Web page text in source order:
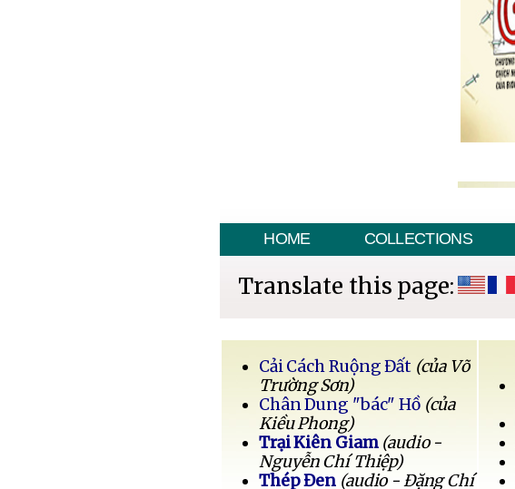
HOME COLLECTIONS
Translate this page:
Cải Cách Ruộng Đất (của Võ
Trường Sơn)
Chân Dung "bác" Hồ (của
Kiều Phong)
Trại Kiên Giam (audio -
Nguyễn Chí Thiệp)
Thép Đen (audio - Đặng Chí